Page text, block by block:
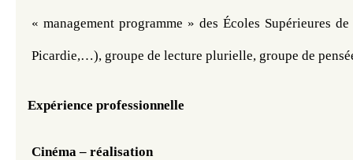
« management programme » des Écoles Supérieures
Picardie,…), groupe de lecture plurielle, groupe de
Expérience professionnelle
Cinéma – réalisation